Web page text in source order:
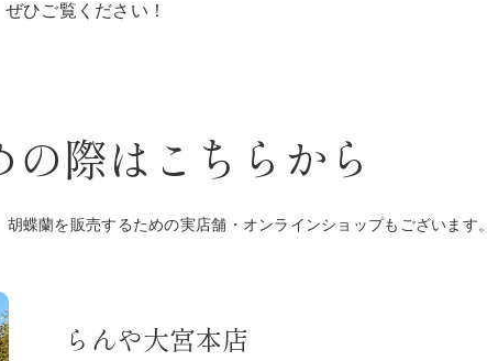
ぜひご覧ください！
の際はこちらから
蝶蘭を販売するための実店舗・オンラインショップもございます。
らんや大宮本店